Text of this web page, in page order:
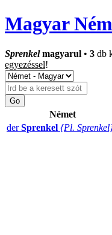
Magyar
Sprenkelmagyarul • 3 db
egyezéssel!
Német
derSprenkel {Pl.